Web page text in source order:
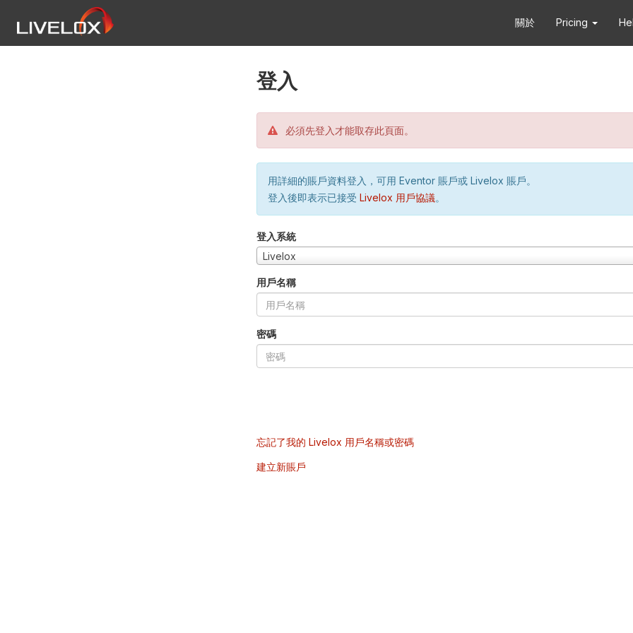
關於 Pricing
登入
必須先登入才能取存此頁面。
用詳細的賬戶資料登入，可用 Eventor 賬戶或 Livelox 賬戶。
登入後即表示已接受 Livelox 用戶協議。
登入系統
Livelox
用戶名稱
密碼
忘記了我的 Livelox 用戶名稱或密碼
建立新賬戶